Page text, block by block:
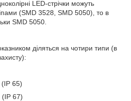
LED-стрічки можуть
(SMD 3528, SMD 5050), то в
SMD 5050.
діляться на чотири типи (в
(IP 65)
(IP 67)